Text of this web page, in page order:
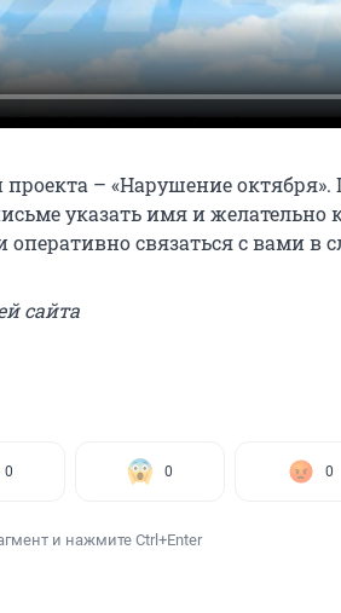
– «Нарушение
указать имя и желательно
связаться с вами в
сайта
0 0 0
и нажмите Ctrl+Enter